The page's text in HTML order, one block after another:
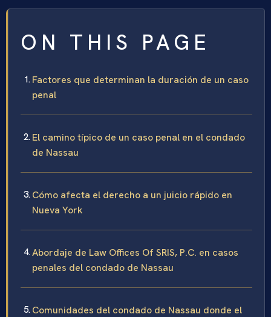
ON THIS PAGE
Factores que determinan la duración de un caso
penal
El camino típico de un caso penal en el condado
de Nassau
Cómo afecta el derecho a un juicio rápido en
Nueva York
Abordaje de Law Offices Of SRIS, P.C. en casos
penales del condado de Nassau
Comunidades del condado de Nassau donde el